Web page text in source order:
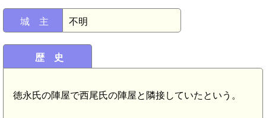
城 主 不明
歴 史
徳永氏の陣屋で西尾氏の陣屋と隣接していたという。